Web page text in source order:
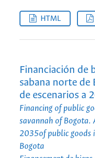
HTML
Financiación de
sabana norte de
de escenarios a
Financing of public
savannah of Bogota.
2035of public goods
Bogota